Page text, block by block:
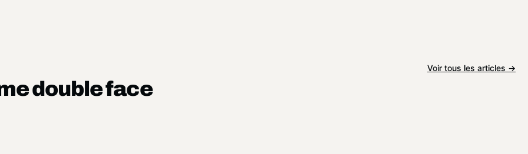
double face
Voir tous les articles →